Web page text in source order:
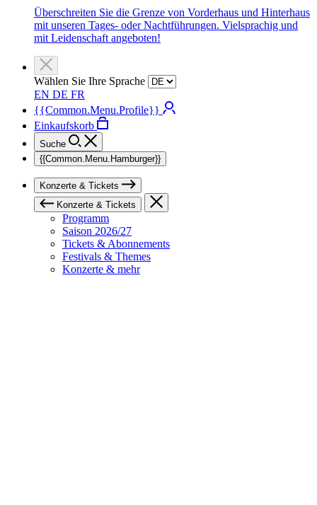
Überschreiten Sie die Grenze von Vorderhaus und Hinterhaus
mit unseren Tages- oder Nachtführungen. Vielsprachig und
mit Leidenschaft angeboten!
Wählen Sie Ihre Sprache
EN DE FR
{{Common.Menu.Profile}}
Einkaufskorb
Suche
{{Common.Menu.Hamburger}}
Konzerte & Tickets
Konzerte & Tickets
Programm
Saison 2026/27
Tickets & Abonnements
Festivals & Themes
Konzerte & mehr